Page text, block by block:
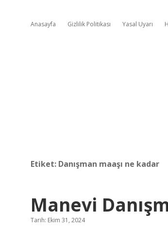
Anasayfa Gizlilik Politikası Yasal Uyarı
Etiket: Danışman maaşı ne kadar
Manevi
Tarih: Ekim 31, 2024